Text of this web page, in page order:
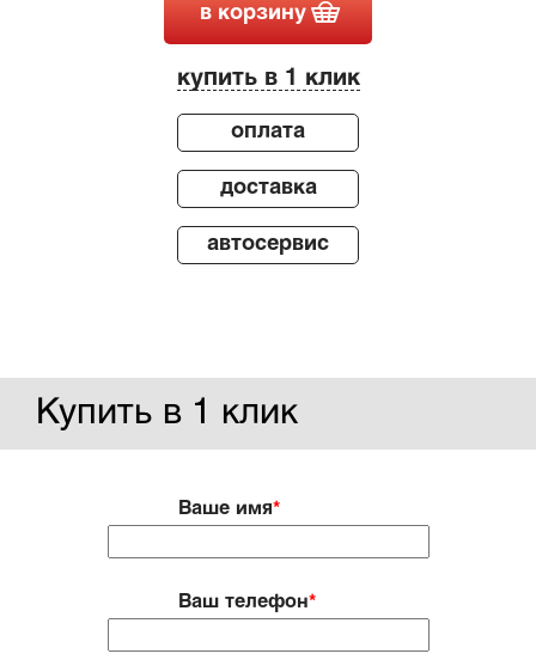
в корзину
купить в 1 клик
оплата
доставка
автосервис
Купить в 1 клик
Ваше имя*
Ваш телефон*